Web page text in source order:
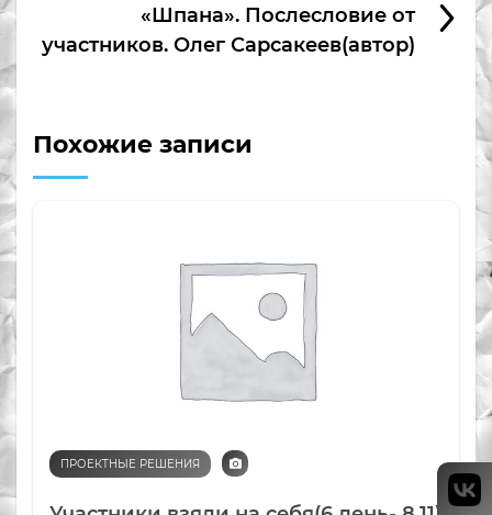
«Шпана». Послесловие от
участников. Олег Сарсакеев(автор)
Похожие записи
ПРОЕКТНЫЕ РЕШЕНИЯ